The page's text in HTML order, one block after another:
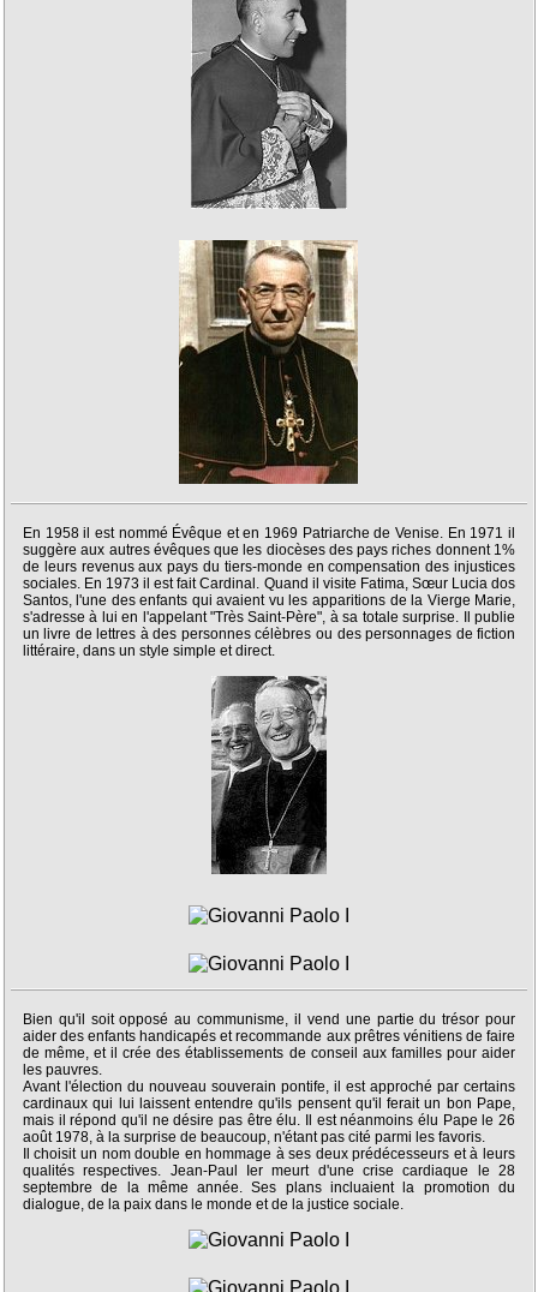
En 1958 il est nommé Évêque et en 1969 Patriarche de Venise. En 1971 il
suggère aux autres évêques que les diocèses des pays riches donnent 1%
de leurs revenus aux pays du tiers-monde en compensation des injustices
sociales. En 1973 il est fait Cardinal. Quand il visite Fatima, Sœur Lucia dos
Santos, l'une des enfants qui avaient vu les apparitions de la Vierge Marie,
s'adresse à lui en l'appelant "Très Saint-Père", à sa totale surprise. Il publie
un livre de lettres à des personnes célèbres ou des personnages de fiction
littéraire, dans un style simple et direct.
Bien qu'il soit opposé au communisme, il vend une partie du trésor pour
aider des enfants handicapés et recommande aux prêtres vénitiens de faire
de même, et il crée des établissements de conseil aux familles pour aider
les pauvres.
Avant l'élection du nouveau souverain pontife, il est approché par certains
cardinaux qui lui laissent entendre qu'ils pensent qu'il ferait un bon Pape,
mais il répond qu'il ne désire pas être élu. Il est néanmoins élu Pape le 26
août 1978, à la surprise de beaucoup, n'étant pas cité parmi les favoris.
Il choisit un nom double en hommage à ses deux prédécesseurs et à leurs
qualités respectives. Jean-Paul Ier meurt d'une crise cardiaque le 28
septembre de la même année. Ses plans incluaient la promotion du
dialogue, de la paix dans le monde et de la justice sociale.